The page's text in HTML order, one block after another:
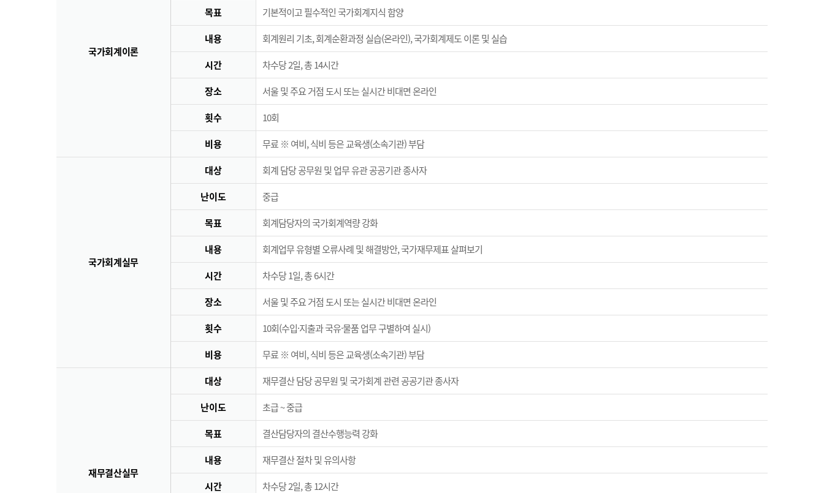
국가회계이론
목표 기본적이고 필수적인 국가회계지식 함양
내용 회계원리 기초, 회계순환과정 실습(온라인), 국가회계제도 이론 및 실습
시간 차수당 2일, 총 14시간
장소 서울 및 주요 거점 도시 또는 실시간 비대면 온라인
횟수 10회
비용 무료 ※ 여비, 식비 등은 교육생(소속기관) 부담
국가회계실무
대상 회계 담당 공무원 및 업무 유관 공공기관 종사자
난이도 중급
목표 회계담당자의 국가회계역량 강화
내용 회계업무 유형별 오류사례 및 해결방안, 국가재무제표 살펴보기
시간 차수당 1일, 총 6시간
장소 서울 및 주요 거점 도시 또는 실시간 비대면 온라인
횟수 10회(수입·지출과 국유·물품 업무 구별하여 실시)
비용 무료 ※ 여비, 식비 등은 교육생(소속기관) 부담
재무결산실무
대상 재무결산 담당 공무원 및 국가회계 관련 공공기관 종사자
난이도 초급 ~ 중급
목표 결산담당자의 결산수행능력 강화
내용 재무결산 절차 및 유의사항
시간 차수당 2일, 총 12시간